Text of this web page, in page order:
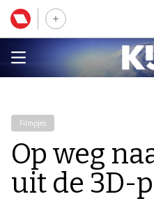
Filmpjes
Op weg
uit de 3D-